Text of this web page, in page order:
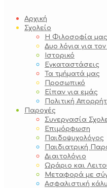
Αρχική
Σχολείο
Η Φιλοσοφία μας
Δυο λόγια για
Ιστορικό
Εγκαταστάσεις
Τα τμήματά μας
Προσωπικό
Είπαν για εμάς
Πολιτική
Παροχές
Συνεργασία
Επιμόρφωση
Παιδοψυχολόγος
Παιδιατρική
Διαιτολόγιο
Ωράριο και
Μεταφορά με
Ασφαλιστική